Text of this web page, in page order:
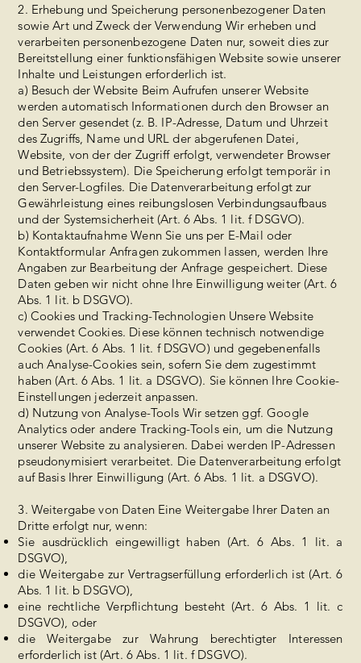
2. Erhebung und Speicherung personenbezogener Daten
sowie Art und Zweck der Verwendung Wir erheben und
verarbeiten personenbezogene Daten nur, soweit dies zur
Bereitstellung einer funktionsfähigen Website sowie unserer
Inhalte und Leistungen erforderlich ist.
a) Besuch der Website Beim Aufrufen unserer Website
werden automatisch Informationen durch den Browser an
den Server gesendet (z. B. IP-Adresse, Datum und Uhrzeit
des Zugriffs, Name und URL der abgerufenen Datei,
Website, von der der Zugriff erfolgt, verwendeter Browser
und Betriebssystem). Die Speicherung erfolgt temporär in
den Server-Logfiles. Die Datenverarbeitung erfolgt zur
Gewährleistung eines reibungslosen Verbindungsaufbaus
und der Systemsicherheit (Art. 6 Abs. 1 lit. f DSGVO).
b) Kontaktaufnahme Wenn Sie uns per E-Mail oder
Kontaktformular Anfragen zukommen lassen, werden Ihre
Angaben zur Bearbeitung der Anfrage gespeichert. Diese
Daten geben wir nicht ohne Ihre Einwilligung weiter (Art. 6
Abs. 1 lit. b DSGVO).
c) Cookies und Tracking-Technologien Unsere Website
verwendet Cookies. Diese können technisch notwendige
Cookies (Art. 6 Abs. 1 lit. f DSGVO) und gegebenenfalls
auch Analyse-Cookies sein, sofern Sie dem zugestimmt
haben (Art. 6 Abs. 1 lit. a DSGVO). Sie können Ihre Cookie-
Einstellungen jederzeit anpassen.
d) Nutzung von Analyse-Tools Wir setzen ggf. Google
Analytics oder andere Tracking-Tools ein, um die Nutzung
unserer Website zu analysieren. Dabei werden IP-Adressen
pseudonymisiert verarbeitet. Die Datenverarbeitung erfolgt
auf Basis Ihrer Einwilligung (Art. 6 Abs. 1 lit. a DSGVO).
3. Weitergabe von Daten Eine Weitergabe Ihrer Daten an
Dritte erfolgt nur, wenn:
Sie ausdrücklich eingewilligt haben (Art. 6 Abs. 1 lit. a
DSGVO),
die Weitergabe zur Vertragserfüllung erforderlich ist (Art. 6
Abs. 1 lit. b DSGVO),
eine rechtliche Verpflichtung besteht (Art. 6 Abs. 1 lit. c
DSGVO), oder
die Weitergabe zur Wahrung berechtigter Interessen
erforderlich ist (Art. 6 Abs. 1 lit. f DSGVO).